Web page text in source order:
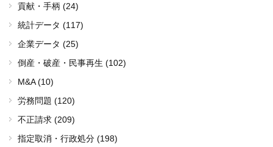
貢献・手柄 (24)
統計データ (117)
企業データ (25)
倒産・破産・民事再生 (102)
M&A (10)
労務問題 (120)
不正請求 (209)
指定取消・行政処分 (198)